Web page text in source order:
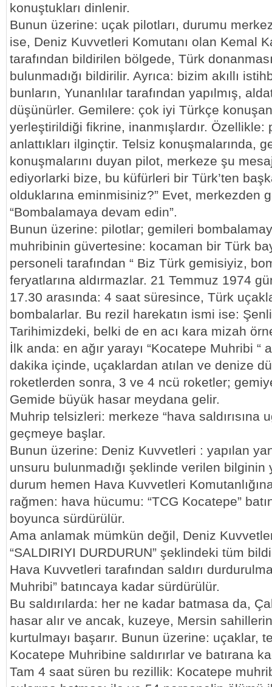
konuştukları dinlenir.
Bunun üzerine: uçak pilotları, durumu
ise, Deniz Kuvvetleri Komutanı olan Kemal
tarafından bildirilen bölgede, Türk
bulunmadığı bildirilir. Ayrıca: bizim akıllı
bunların, Yunanlılar tarafından yapılmış,
düşünürler. Gemilere: çok iyi Türkçe
yerleştirildiği fikrine, inanmışlardır. Özellikle:
anlattıkları ilginçtir. Telsiz konuşmalarında,
konuşmalarını duyan pilot, merkeze şu
ediyorlarki bize, bu küfürleri bir Türk’ten
olduklarına eminmisiniz?” Evet, merkezden
“Bombalamaya devam edin”.
Bunun üzerine: pilotlar; gemileri
muhribinin güvertesine: kocaman bir Türk
personeli tarafından “ Biz Türk gemisiyiz,
feryatlarına aldırmazlar. 21 Temmuz 1974
17.30 arasında: 4 saat süresince, Türk
bombalarlar. Bu rezil harekatın ismi ise:
Tarihimizdeki, belki de en acı kara mizah
İlk anda: en ağır yarayı “Kocatepe Muhribi “
dakika içinde, uçaklardan atılan ve denize
roketlerden sonra, 3 ve 4 ncü roketler;
Gemide büyük hasar meydana gelir.
Muhrip telsizleri: merkeze “hava saldırısına
geçmeye başlar.
Bunun üzerine: Deniz Kuvvetleri : yapılan
unsuru bulunmadığı şeklinde verilen bilginin
durum hemen Hava Kuvvetleri
rağmen: hava hücumu: “TCG Kocatepe”
boyunca sürdürülür.
Ama anlamak mümkün değil, Deniz
“SALDIRIYI DURDURUN” şeklindeki tüm
Hava Kuvvetleri tarafından saldırı
Muhribi” batıncaya kadar sürdürülür.
Bu saldırılarda: her ne kadar batmasa da,
hasar alır ve ancak, kuzeye, Mersin
kurtulmayı başarır. Bunun üzerine: uçaklar,
Kocatepe Muhribine saldırırlar ve batırana
Tam 4 saat süren bu rezillik: Kocatepe